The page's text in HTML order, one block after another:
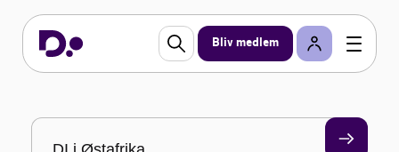
Bliv medlem
samarbejder
DI arbejder for at styrke danske virksomheders
positioner i en global verden i konstant forandring.
i hele verden.